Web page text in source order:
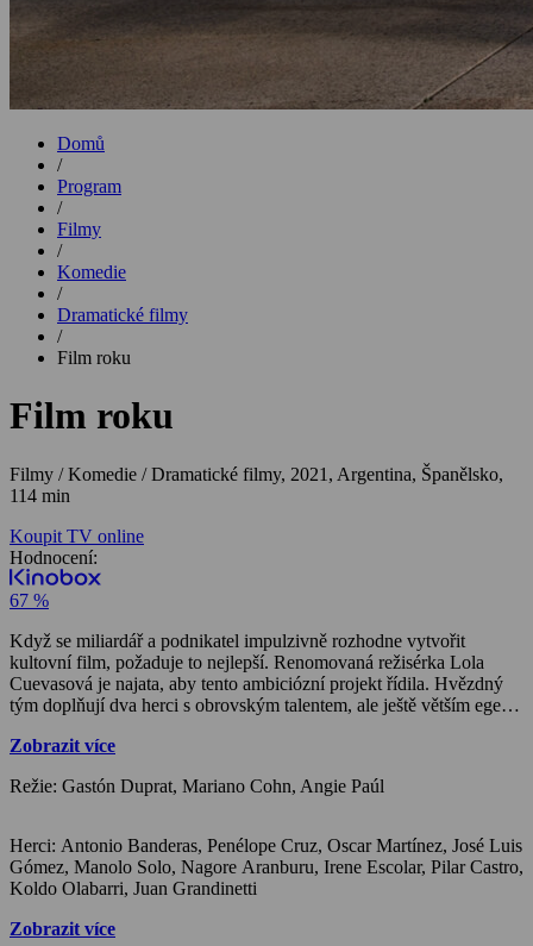
Domů
/
Program
/
Filmy
/
Komedie
/
Dramatické filmy
/
Film roku
Film roku
Filmy / Komedie / Dramatické filmy, 2021, Argentina, Španělsko,
114 min
Koupit TV online
Hodnocení:
67 %
Když se miliardář a podnikatel impulzivně rozhodne vytvořit
kultovní film, požaduje to nejlepší. Renomovaná režisérka Lola
Cuevasová je najata, aby tento ambiciózní projekt řídila. Hvězdný
tým doplňují dva herci s obrovským talentem, ale ještě větším egem:
Torres. Oba jsou legendy, ale ne zrovna nejlepší přátelé. V sérii stále
postavit nejen jeden druhému, ale i svým vlastním odkazům. Kdo
Zobrazit více
Režie: Gastón Duprat, Mariano Cohn, Angie Paúl
Herci: Antonio Banderas, Penélope Cruz, Oscar Martínez, José Luis
Gómez, Manolo Solo, Nagore Aranburu, Irene Escolar, Pilar Castro,
Koldo Olabarri, Juan Grandinetti
Zobrazit více